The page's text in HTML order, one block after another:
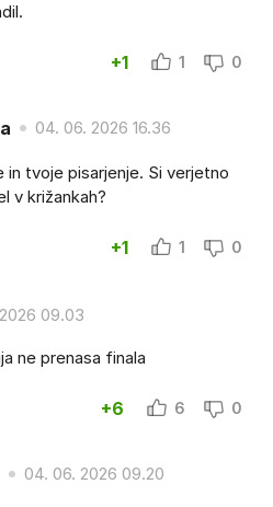
+1 1 0
04. 06. 2026 16.36
in tvoje pisarjenje. Si verjetno
v križankah?
+1 1 0
09.03
ne prenasa finala
+6 6 0
04. 06. 2026 09.20